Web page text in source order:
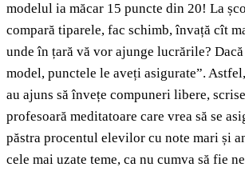
modelul ia măcar 15 puncte din 20! La
compară tiparele, fac schimb, învață cît
unde în țară vă vor ajunge lucrările?
model, punctele le aveți asigurate”.
au ajuns să învețe compuneri libere,
profesoară meditatoare care vrea să se
păstra procentul elevilor cu note mari și
cele mai uzate teme, ca nu cumva să fie